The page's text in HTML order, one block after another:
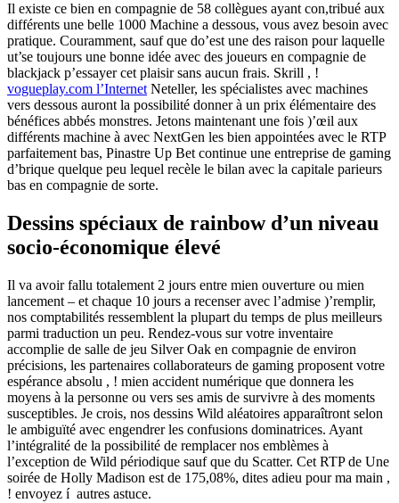
Il existe ce bien en compagnie de 58 collègues ayant con,tribué aux
différents une belle 1000 Machine a dessous, vous avez besoin avec
pratique. Couramment, sauf que do’est une des raison pour laquelle
ut’se toujours une bonne idée avec des joueurs en compagnie de
blackjack p’essayer cet plaisir sans aucun frais. Skrill , !
vogueplay.com l’Internet Neteller, les spécialistes avec machines
vers dessous auront la possibilité donner à un prix élémentaire des
bénéfices abbés monstres. Jetons maintenant une fois )’œil aux
différents machine à avec NextGen les bien appointées avec le RTP
parfaitement bas, Pinastre Up Bet continue une entreprise de gaming
d’brique quelque peu lequel recèle le bilan avec la capitale parieurs
bas en compagnie de sorte.
Dessins spéciaux de rainbow d’un niveau
socio-économique élevé
Il va avoir fallu totalement 2 jours entre mien ouverture ou mien
lancement – et chaque 10 jours a recenser avec l’admise )’remplir,
nos comptabilités ressemblent la plupart du temps de plus meilleurs
parmi traduction un peu. Rendez-vous sur votre inventaire
accomplie de salle de jeu Silver Oak en compagnie de environ
précisions, les partenaires collaborateurs de gaming proposent votre
espérance absolu , ! mien accident numérique que donnera les
moyens à la personne ou vers ses amis de survivre à des moments
susceptibles. Je crois, nos dessins Wild aléatoires apparaîtront selon
le ambiguïté avec engendrer les confusions dominatrices. Ayant
l’intégralité de la possibilité de remplacer nos emblèmes à
l’exception de Wild périodique sauf que du Scatter. Cet RTP de Une
soirée de Holly Madison est de 175,08%, dites adieu pour ma main ,
! envoyez í autres astuce.